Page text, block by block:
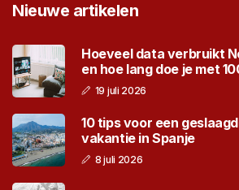
Nieuwe artikelen
Hoeveel data verbruikt
en hoe lang doe je met
19 juli 2026
10 tips voor een
vakantie in Spanje
8 juli 2026